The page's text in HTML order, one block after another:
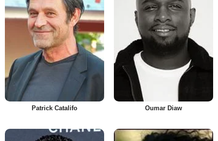
Patrick Catalifo Oumar Diaw